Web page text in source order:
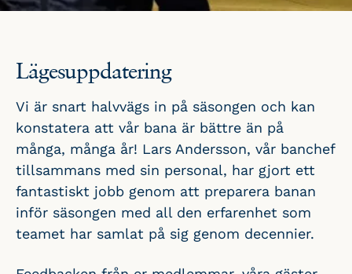
Lägesuppdatering
Vi är snart halvvägs in på säsongen och kan
konstatera att vår bana är bättre än på
många, många år! Lars Andersson, vår banchef
tillsammans med sin personal, har gjort ett
fantastiskt jobb genom att preparera banan
inför säsongen med all den erfarenhet som
teamet har samlat på sig genom decennier.